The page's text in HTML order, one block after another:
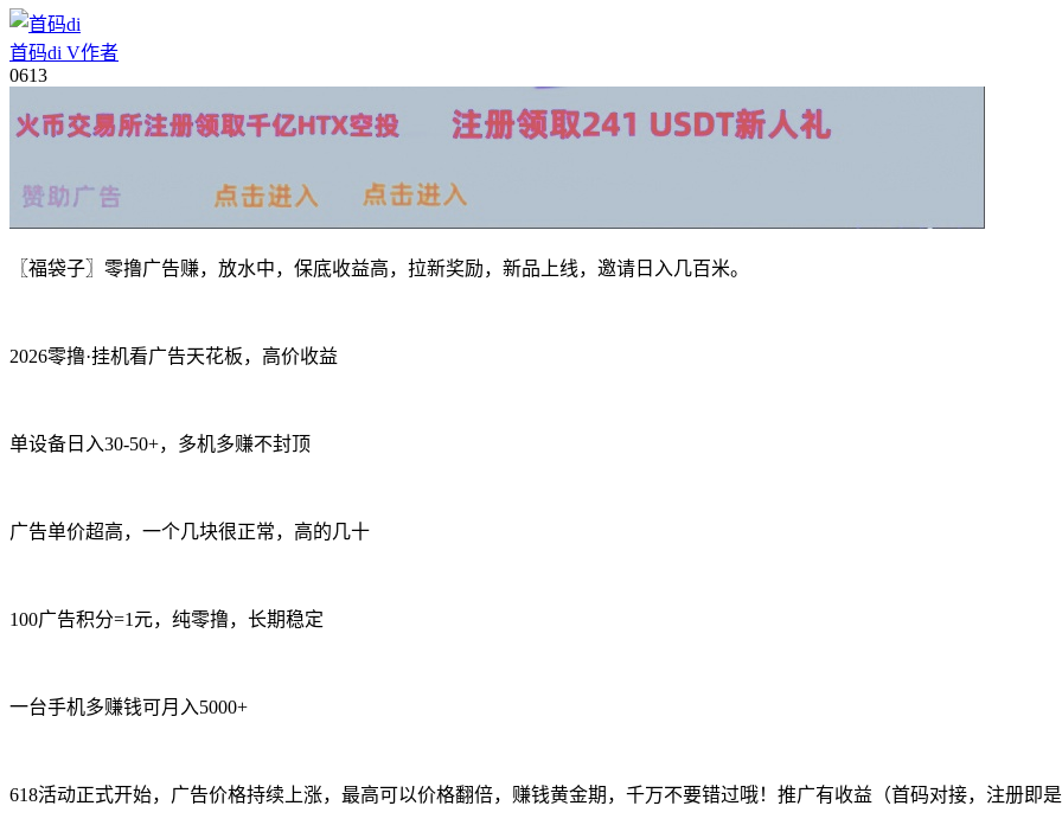
首码di V作者
0613
〖福袋子〗零撸广告赚，放水中，保底收益高，拉新奖励，新品上线，邀请日入几百米。
2026零撸·挂机看广告天花板，高价收益
单设备日入30-50+，多机多赚不封顶
广告单价超高，一个几块很正常，高的几十
100广告积分=1元，纯零撸，长期稳定
一台手机多赚钱可月入5000+
618活动正式开始，广告价格持续上涨，最高可以价格翻倍，赚钱黄金期，千万不要错过哦！推广有收益（首码对接，注册即是